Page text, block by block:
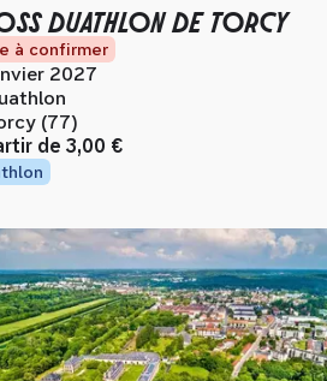
DUATHLON DE TORCY
à confirmer
2027
(77)
de 3,00 €